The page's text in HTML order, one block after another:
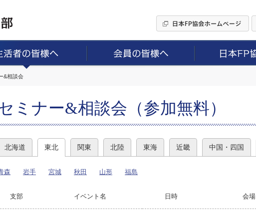
&相談会
ミナー&相談会（参加無料）
北海道 東北 関東 北陸 東海 近畿 中国・四国
森 岩手 宮城 秋田 山形 福島
支部 イベント名 日時 会場